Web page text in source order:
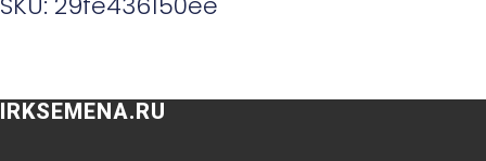
IRKSEMENA.RU